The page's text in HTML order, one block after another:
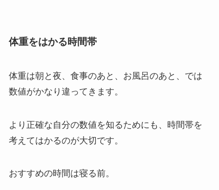
体重をはかる時間帯
体重は朝と夜、食事のあと、お風呂のあと、では
数値がかなり違ってきます。
より正確な自分の数値を知るためにも、時間帯を
考えてはかるのが大切です。
おすすめの時間は寝る前。